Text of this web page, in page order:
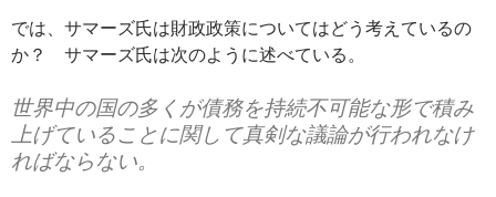
では、サマーズ氏は財政政策についてはどう考えているの
か？ サマーズ氏は次のように述べている。
世界中の国の多くが債務を持続不可能な形で積み
上げていることに関して真剣な議論が行われなけ
ればならない。